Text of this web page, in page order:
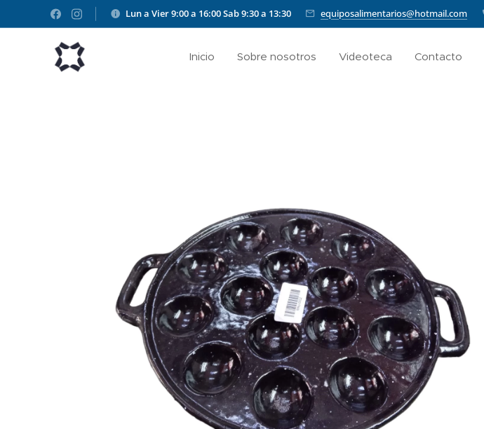
Lun a Vier 9:00 a 16:00Sab 9:30 a 13:30 equiposalimentarios@hotmail.com
Inicio Sobre nosotros Videoteca Contacto